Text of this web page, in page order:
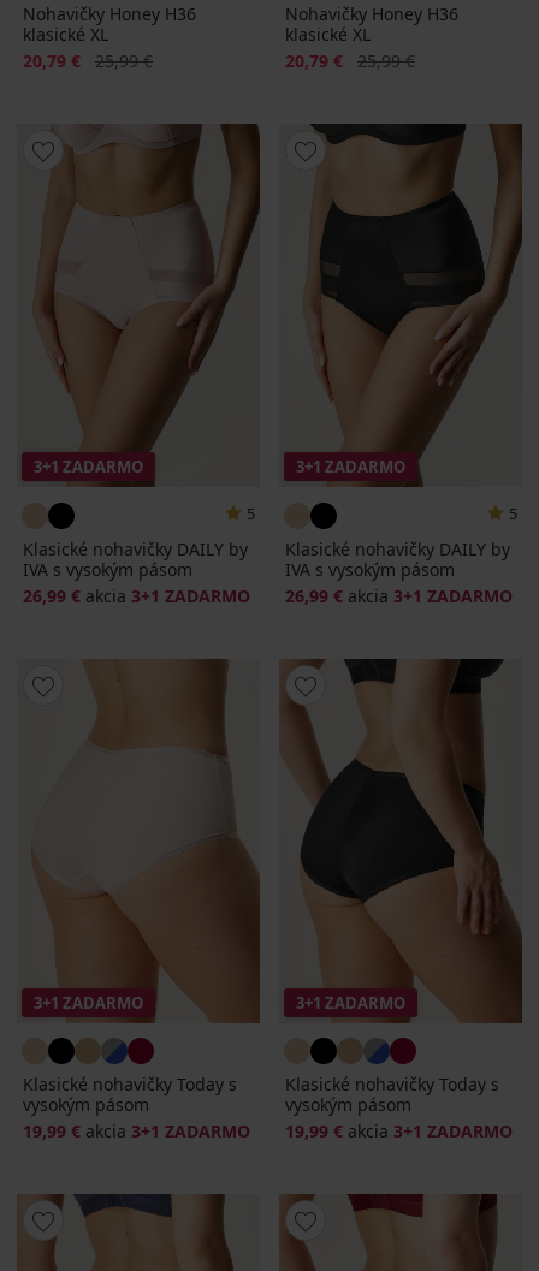
Nohavičky Honey H36
klasické XL
Zľava
20,79 € Pôvodná cena
25,99 €
Nohavičky Honey H36
klasické XL
Zľava
20,79 € Pôvodná cena
25,99 €
3+1 ZADARMO
5
Klasické nohavičky DAILY by
IVA s vysokým pásom
26,99 € akcia 3+1 ZADARMO
3+1 ZADARMO
5
Klasické nohavičky DAILY by
IVA s vysokým pásom
26,99 € akcia 3+1 ZADARMO
3+1 ZADARMO
Klasické nohavičky Today s
vysokým pásom
19,99 € akcia 3+1 ZADARMO
3+1 ZADARMO
Klasické nohavičky Today s
vysokým pásom
19,99 € akcia 3+1 ZADARMO